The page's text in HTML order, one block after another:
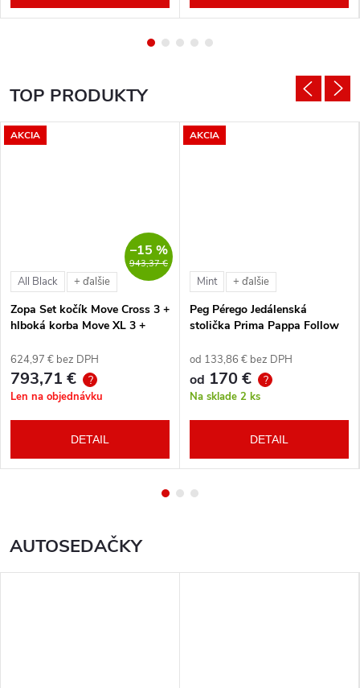
TOP PRODUKTY
AKCIA
943,37 €
–15 %
All Black + ďalšie
Zopa Set kočík Move Cross 3 +
hlboká korba Move XL 3 +
vlastného výberu + báza
624,97 € bez DPH
793,71 € ?
Len na objednávku
DETAIL
AKCIA
Mint + ďalšie
Peg Pérego Jedálenská
stolička Prima Pappa Follow
od 133,86 € bez DPH
od 170 € ?
Na sklade 2 ks
DETAIL
AUTOSEDAČKY